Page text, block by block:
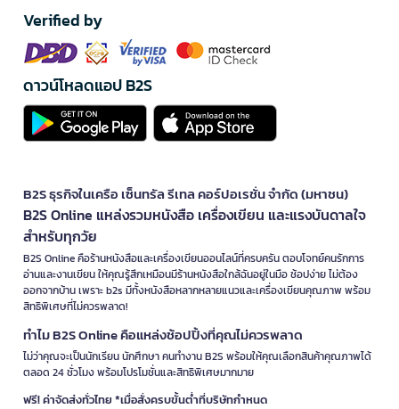
Verified by
ดาวน์โหลดแอป B2S
B2S ธุรกิจในเครือ เซ็นทรัล รีเทล คอร์ปอเรชั่น จำกัด (มหาชน)
B2S Online แหล่งรวมหนังสือ เครื่องเขียน และแรงบันดาลใจ
สำหรับทุกวัย
B2S Online คือร้านหนังสือและเครื่องเขียนออนไลน์ที่ครบครัน ตอบโจทย์คนรักการ
อ่านและงานเขียน ให้คุณรู้สึกเหมือนมีร้านหนังสือใกล้ฉันอยู่ในมือ ช้อปง่าย ไม่ต้อง
ออกจากบ้าน เพราะ b2s มีทั้งหนังสือหลากหลายแนวและเครื่องเขียนคุณภาพ พร้อม
สิทธิพิเศษที่ไม่ควรพลาด!
ทำไม B2S Online คือแหล่งช้อปปิ้งที่คุณไม่ควรพลาด
ไม่ว่าคุณจะเป็นนักเรียน นักศึกษา คนทำงาน B2S พร้อมให้คุณเลือกสินค้าคุณภาพได้
ตลอด 24 ชั่วโมง พร้อมโปรโมชั่นและสิทธิพิเศษมากมาย
ฟรี! ค่าจัดส่งทั่วไทย *เมื่อสั่งครบขั้นต่ำที่บริษัทกำหนด